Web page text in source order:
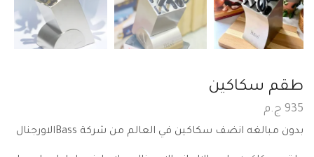
طقم سكاكين
935 ج.م
بدون مبالغه انضف سكاكين في العالم من شركة Bassالاورجنال